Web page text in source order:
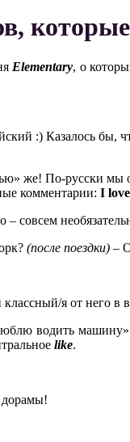
Elementary, о
:) Казалось бы,
же! По-русски мы
комментарии: I
совсем
(после поездки) –
я от него в
водить
like.
дорамы!